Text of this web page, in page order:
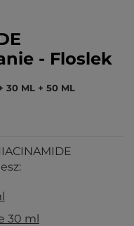
- Floslek
30 ML + 50 ML
30 ml